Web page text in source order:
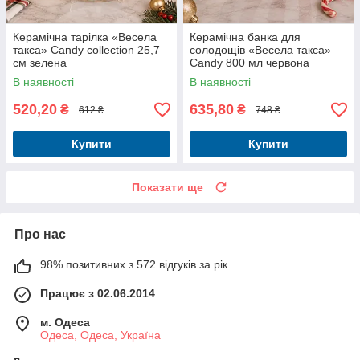
Керамічна тарілка «Весела
такса» Candy collection 25,7
см зелена
В наявності
520,20 ₴ 612 ₴
Купити
Керамічна банка для
солодощів «Весела такса»
Candy 800 мл червона
В наявності
635,80 ₴ 748 ₴
Купити
Показати ще
Про нас
98% позитивних з 572 відгуків за рік
Працює з 02.06.2014
м. Одеса
Одеса, Одеса, Україна